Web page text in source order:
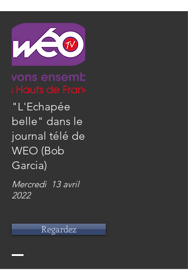
"L'Echapée
belle" dans le
journal télé de
WEO (Bob
Garcia)
Mercredi 13 avril
2022
Regardez